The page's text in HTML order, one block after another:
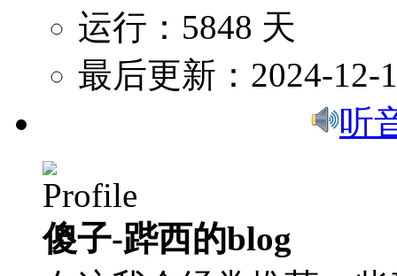
运行：5848 天
最后更新：2024-12-
听
傻子-跸西的blog